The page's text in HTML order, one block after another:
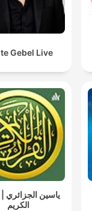
Gebel Live
ياسين الجزائري |
الكريم